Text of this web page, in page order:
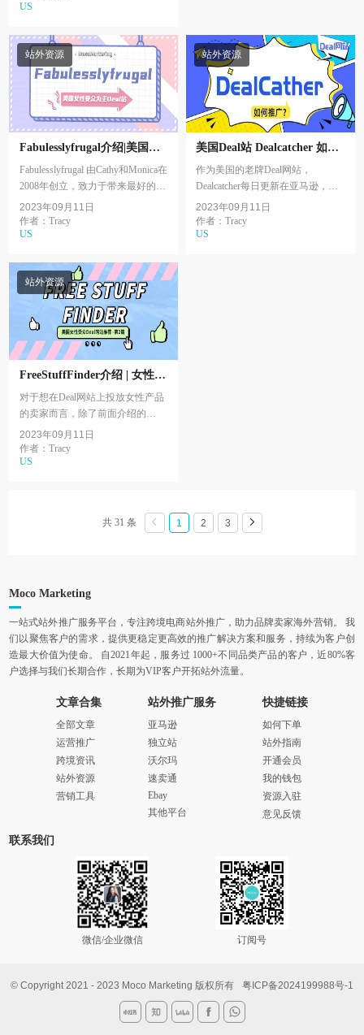
的综合Deal网站之...
US
站外资源
Fabulesslyfrugal介绍|美国女
性访客为主的Deal站推荐3
Fabulesslyfrugal 由Cathy和Monica在
2008年创立，致力于带来最好的在
线优惠、清洁饮食、DIY、冷冻餐
食谱等等！经过多年的精心运营，
Fabulessl...
2023年09月11日
作者：Tracy
US
站外资源
美国Deal站 Dealcatcher 如何
推广？
作为美国的老牌Deal网站，
Dealcatcher每日更新在亚马逊，沃
尔玛和其他购物平台的促销信息，
并在APP，谷歌插件和社媒群组上
拥有长期的拥护者和粉丝...
2023年09月11日
作者：Tracy
US
站外资源
FreeStuffFinder介绍 | 女性受
众为主的美国Deal网站推荐2
对于想在Deal网站上投放女性产品
的卖家而言，除了前面介绍的
Hip2save，FreeStuffFinder也是更适
合的选择之一。成立于2011年，
FreeStuffFinder...
2023年09月11日
作者：Tracy
US
共 31 条 1 2 3
Moco Marketing
一站式站外推广服务平台，专注跨境电商站外推广，助力品牌卖家海外营销。 我
们以聚焦客户的需求，提供更稳定更高效的推广解决方案和服务，持续为客户创
造最大价值为使命。 自2021年起，服务过 1000+不同品类产品的客户，近80%客
户选择与我们长期合作，长期为VIP客户开拓站外流量。
文章合集
全部文章
运营推广
跨境资讯
站外资源
营销工具
站外推广服务
亚马逊
独立站
沃尔玛
速卖通
Ebay
其他平台
快捷链接
如何下单
站外指南
开通会员
我的钱包
资源入驻
意见反馈
联系我们
微信/企业微信 订阅号
© Copyright 2021 - 2023 Moco Marketing 版权所有 粤ICP备2024199988号-1